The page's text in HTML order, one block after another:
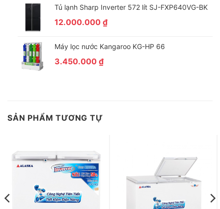
Tủ lạnh Sharp Inverter 572 lít SJ-FXP640VG-BK
12.000.000 ₫
Máy lọc nước Kangaroo KG-HP 66
3.450.000 ₫
SẢN PHẨM TƯƠNG TỰ